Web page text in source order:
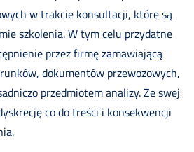
w trakcie konsultacji, które są
szkolenia. W tym celu przydatne
przez firmę zamawiającą
dokumentów przewozowych,
przedmiotem analizy. Ze swej
co do treści i konsekwencji